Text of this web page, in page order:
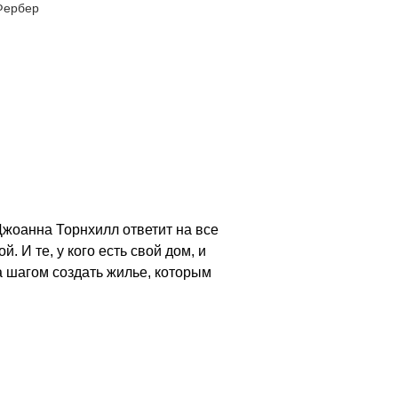
Торнхилл ответит на все
И те, у кого есть свой дом, и
создать жилье, которым